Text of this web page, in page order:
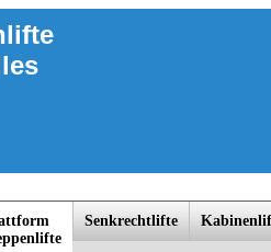
Senkrechtlifte